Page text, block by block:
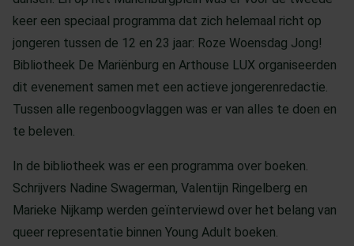
keer een speciaal programma dat zich helemaal richt op
jongeren tussen de 12 en 23 jaar: Roze Woensdag Jong!
Bibliotheek De Mariënburg en Arthouse LUX organiseerden
dit evenement samen met een actieve jongerenredactie.
Tussen alle regenboogvlaggen was er van alles te doen en
te beleven.
In de bibliotheek was er een programma over boeken.
Schrijvers Nadine Swagerman, Valentijn Ringelberg en
Marieke Nijkamp werden geïnterviewd over het belang van
queer representatie binnen Young Adult boeken.